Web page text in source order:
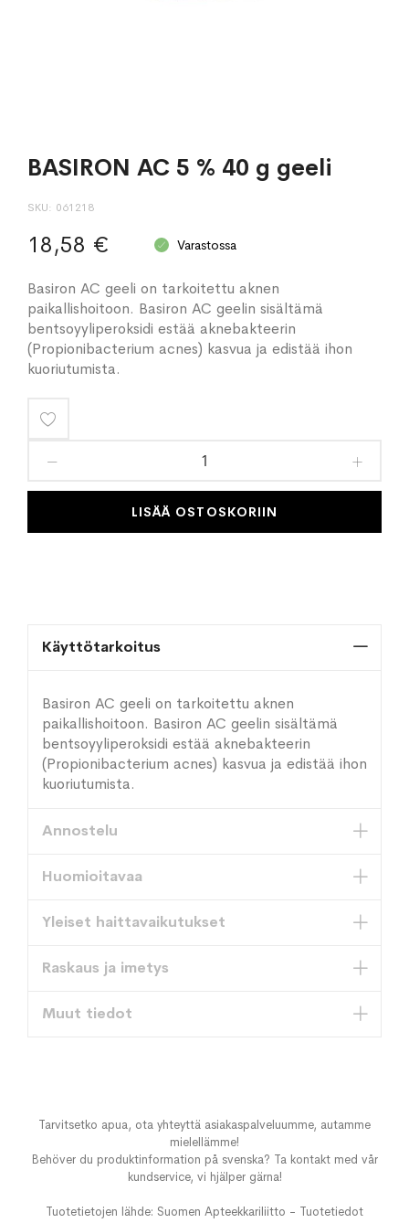
BASIRON AC 5 % 40 g geeli
SKU 061218
18,58 € Varastossa
Basiron AC geeli on tarkoitettu aknen
paikallishoitoon. Basiron AC geelin sisältämä
bentsoyyliperoksidi estää aknebakteerin
(Propionibacterium acnes) kasvua ja edistää ihon
kuoriutumista.
toivelistaan
LISÄÄ OSTOSKORIIN
Käyttötarkoitus
Basiron AC geeli on tarkoitettu aknen
paikallishoitoon. Basiron AC geelin sisältämä
bentsoyyliperoksidi estää aknebakteerin
(Propionibacterium acnes) kasvua ja edistää ihon
kuoriutumista.
Annostelu
Huomioitavaa
Yleiset haittavaikutukset
Raskaus ja imetys
Muut tiedot
Tarvitsetko apua, ota yhteyttä asiakaspalveluumme, autamme
mielellämme!
Behöver du produktinformation på svenska? Ta kontakt med vår
kundservice, vi hjälper gärna!
Tuotetietojen lähde: Suomen Apteekkariliitto - Tuotetiedot